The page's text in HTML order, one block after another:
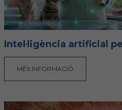
Intel·ligència artificial
MÉS INFORMACIÓ